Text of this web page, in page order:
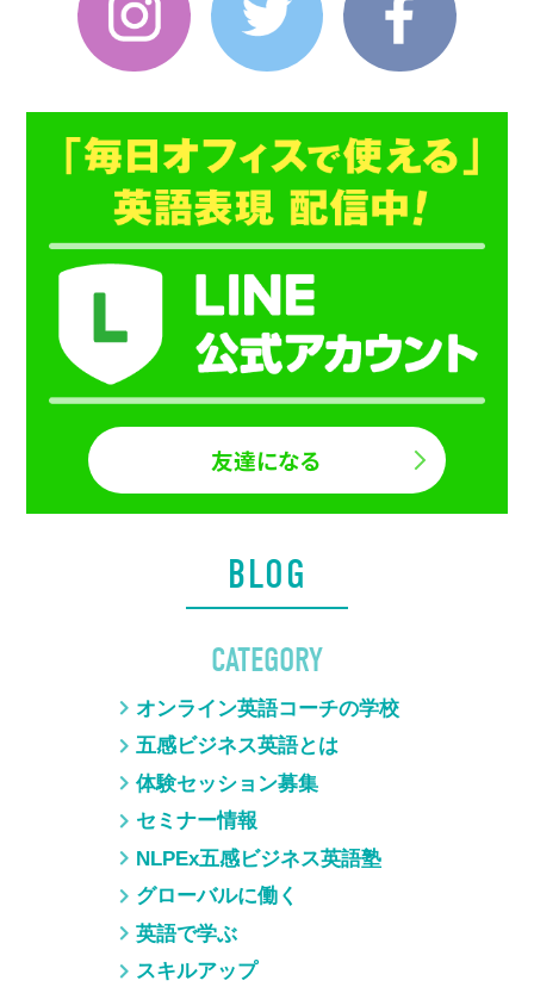
友達になる
BLOG
CATEGORY
オンライン英語コーチの学校
五感ビジネス英語とは
体験セッション募集
セミナー情報
NLPEx五感ビジネス英語塾
グローバルに働く
英語で学ぶ
スキルアップ